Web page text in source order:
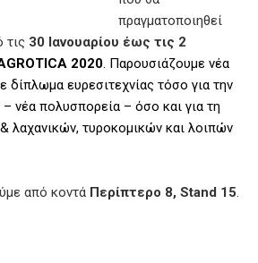
πραγματοποιηθεί
τις 30 Ιανουαρίου έως τις 2
2020. Παρουσιάζουμε νέα
δίπλωμα ευρεσιτεχνίας τόσο για την
νέα πολυσπορεία – όσο και για τη
λαχανικών, τυροκομικών και λοιπών
από κοντά Περίπτερο 8, Stand 15.